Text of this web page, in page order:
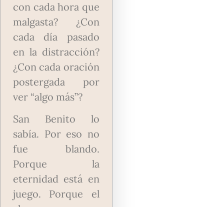
con cada hora que
malgasta? ¿Con
cada día pasado
en la distracción?
¿Con cada oración
postergada por
ver “algo más”?
San Benito lo
sabía. Por eso no
fue blando.
Porque la
eternidad está en
juego. Porque el